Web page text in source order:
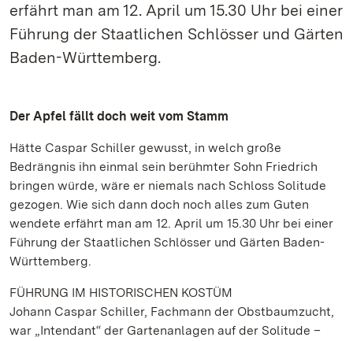
erfährt man am 12. April um 15.30 Uhr bei einer
Führung der Staatlichen Schlösser und Gärten
Baden-Württemberg.
Der Apfel fällt doch weit vom Stamm
Hätte Caspar Schiller gewusst, in welch große
Bedrängnis ihn einmal sein berühmter Sohn Friedrich
bringen würde, wäre er niemals nach Schloss Solitude
gezogen. Wie sich dann doch noch alles zum Guten
wendete erfährt man am 12. April um 15.30 Uhr bei einer
Führung der Staatlichen Schlösser und Gärten Baden-
Württemberg.
FÜHRUNG IM HISTORISCHEN KOSTÜM
Johann Caspar Schiller, Fachmann der Obstbaumzucht,
war „Intendant“ der Gartenanlagen auf der Solitude –